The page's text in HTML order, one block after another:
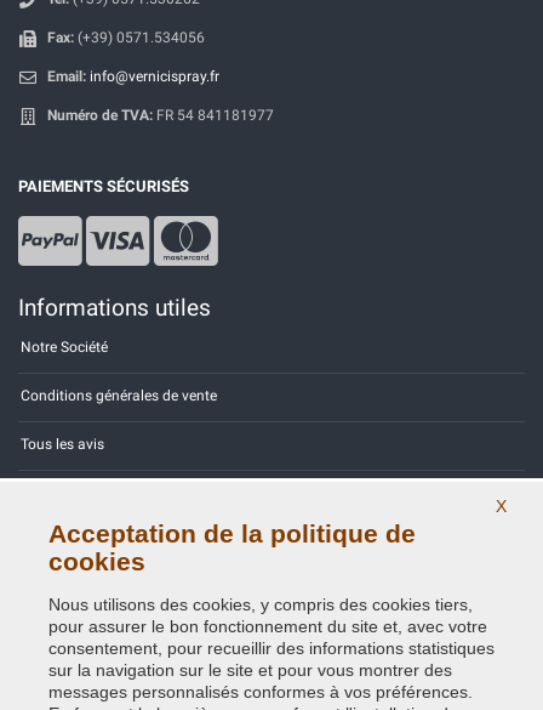
Fax: (+39) 0571.534056
Email: info@vernicispray.fr
Numéro de TVA: FR 54 841181977
PAIEMENTS SÉCURISÉS
Informations utiles
Notre Société
Conditions générales de vente
Tous les avis
Contactez-nous
Politique de confidentialité - RGPD
X
Acceptation de la politique de
cookies
Nous utilisons des cookies, y compris des cookies tiers,
pour assurer le bon fonctionnement du site et, avec votre
consentement, pour recueillir des informations statistiques
sur la navigation sur le site et pour vous montrer des
messages personnalisés conformes à vos préférences.